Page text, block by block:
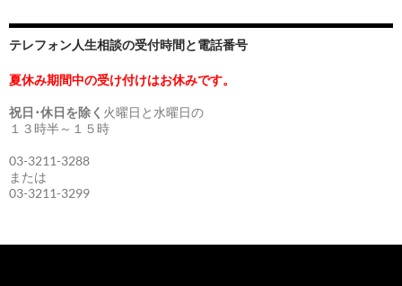
テレフォン人生相談の受付時間と電話番号
夏休み期間中の受け付けはお休みです。
祝日･休日を除く 火曜日と水曜日の
１３時半～１５時
03-3211-3288
または
03-3211-3299